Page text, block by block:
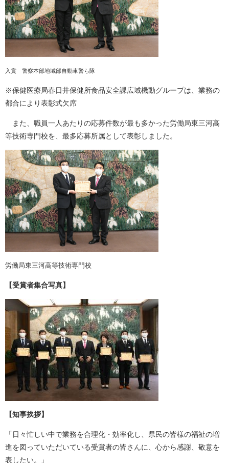
入賞 警察本部地域部自動車警ら隊
※保健医療局春日井保健所食品安全課広域機動グループは、業務の
都合により表彰式欠席
また、職員一人あたりの応募件数が最も多かった労働局東三河高
等技術専門校を、最多応募所属として表彰しました。
労働局東三河高等技術専門校
【受賞者集合写真】
【知事挨拶】
「日々忙しい中で業務を合理化・効率化し、県民の皆様の福祉の増
進を図っていただいている受賞者の皆さんに、心から感謝、敬意を
表したい。」